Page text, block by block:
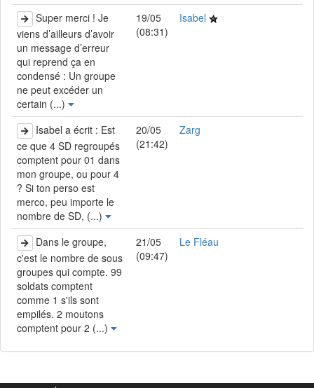
Super merci ! Je
viens d’ailleurs d’avoir
un message d’erreur
qui reprend ça en
condensé : Un groupe
ne peut excéder un
certain (...)
19/05
(08:31)
Isabel
Isabel a écrit : Est
ce que 4 SD regroupés
comptent pour 01 dans
mon groupe, ou pour 4
? Si ton perso est
merco, peu importe le
nombre de SD, (...)
20/05
(21:42)
Zarg
Dans le groupe,
c'est le nombre de sous
groupes qui compte. 99
soldats comptent
comme 1 s'ils sont
empilés. 2 moutons
comptent pour 2 (...)
21/05
(09:47)
Le Fléau